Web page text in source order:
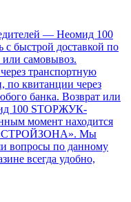
— Неомид 100
доставкой по
самовывоз.
транспортную
квитанции через
банка. Возврат или
100 STOPЖУК-
момент находится
«СТРОЙЗОНА». Мы
вопросы по данному
всегда удобно,